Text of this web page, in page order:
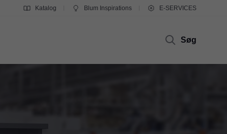
Katalog Blum Inspirations E-SERVICES
Søg